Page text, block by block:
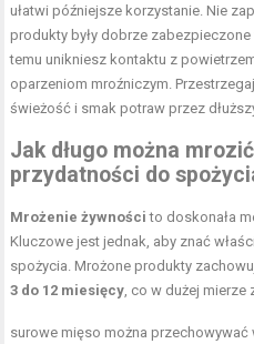
ułatwi późniejsze korzystanie. Nie
produkty były dobrze
temu unikniesz kontaktu z
oparzeniom mroźniczym.
świeżość i smak potraw przez
Jak długo można
przydatności do
Mrożenie żywności to doskonała
Kluczowe jest jednak, aby znać
spożycia. Mrożone produkty
3 do 12 miesięcy , co w dużej
surowe mięso można